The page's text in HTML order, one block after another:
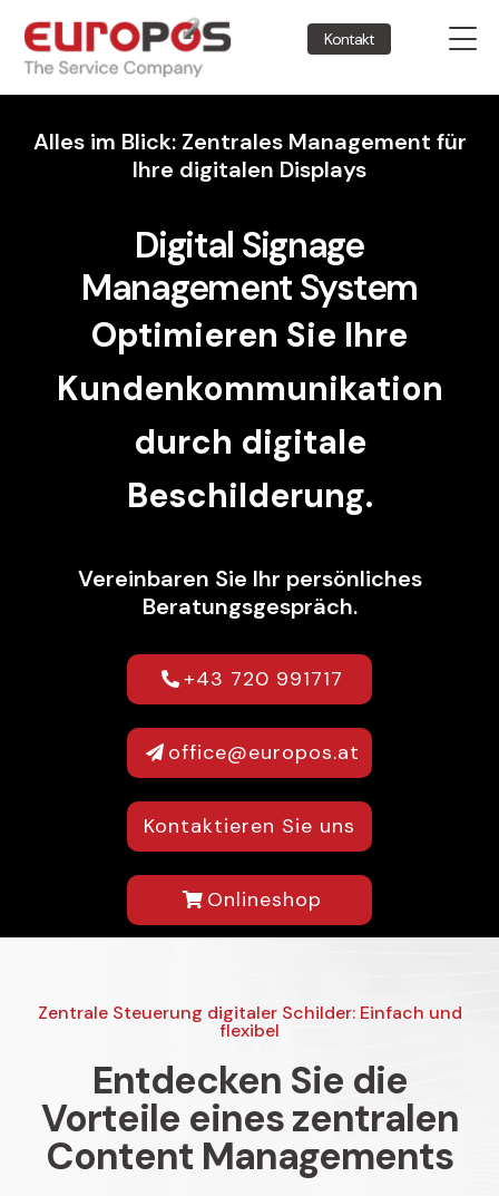
Kontakt
Alles im Blick: Zentrales Management für
Ihre digitalen Displays
Digital Signage
Management System
Optimieren Sie Ihre
Kundenkommunikation
durch digitale
Beschilderung.
Vereinbaren Sie Ihr persönliches
Beratungsgespräch.
+43 720 991717
office@europos.at
Kontaktieren Sie uns
Onlineshop
Zentrale Steuerung digitaler Schilder: Einfach und
flexibel
Entdecken Sie die
Vorteile eines zentralen
Content Managements​